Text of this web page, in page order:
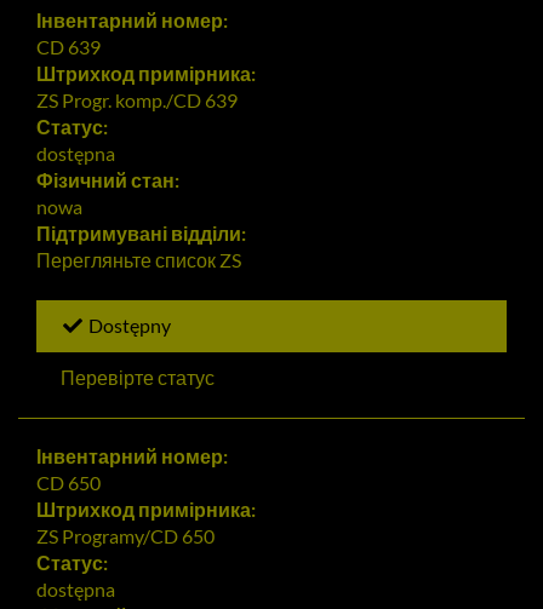
Інвентарний номер:
CD 639
Штрихкод примірника:
ZS Progr. komp./CD 639
Статус:
dostępna
Фізичний стан:
nowa
Підтримувані відділи:
Перегляньте список ZS
Dostępny
Перевірте статус
Інвентарний номер:
CD 650
Штрихкод примірника:
ZS Programy/CD 650
Статус:
dostępna